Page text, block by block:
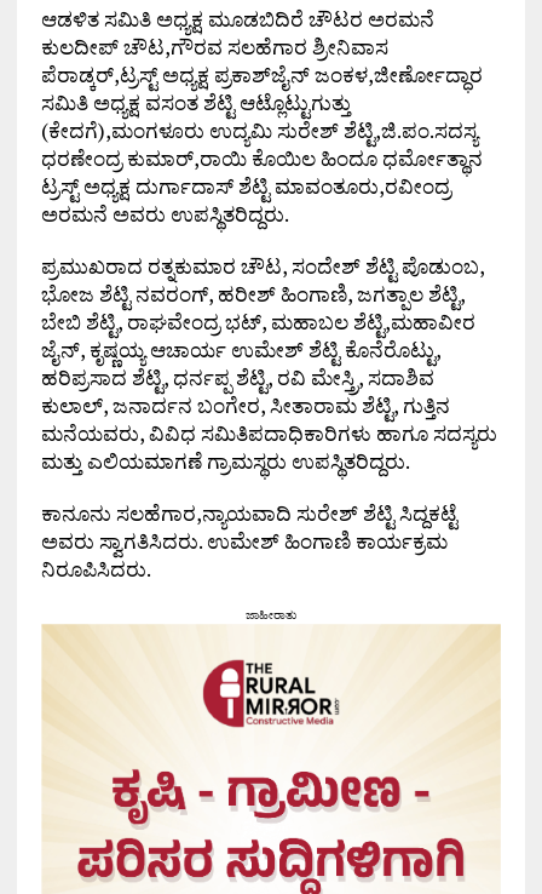
ಆಡಳಿತ ಸಮಿತಿ ಅಧ್ಯಕ್ಷ ಮೂಡಬಿದಿರೆ ಚೌಟರ ಅರಮನೆ
ಕುಲದೀಪ್ ಚೌಟ,ಗೌರವ ಸಲಹೆಗಾರ ಶ್ರೀನಿವಾಸ
ಪೆರಾಡ್ಕರ್,ಟ್ರಸ್ಟ್ ಅಧ್ಯಕ್ಷ ಪ್ರಕಾಶ್‌ಜೈನ್ ಜಂಕಳ,ಜೀರ್ಣೋದ್ಧಾರ
ಸಮಿತಿ ಅಧ್ಯಕ್ಷ ವಸಂತ ಶೆಟ್ಟಿ ಆಟ್ಲೊಟ್ಟುಗುತ್ತು
(ಕೇದಗೆ),ಮಂಗಳೂರು ಉದ್ಯಮಿ ಸುರೇಶ್ ಶೆಟ್ಟಿ,ಜಿ.ಪಂ.ಸದಸ್ಯ
ಧರಣೇಂದ್ರ ಕುಮಾರ್,ರಾಯಿ ಕೊಯಿಲ ಹಿಂದೂ ಧರ್ಮೋತ್ಥಾನ
ಟ್ರಸ್ಟ್ ಅಧ್ಯಕ್ಷ ದುರ್ಗಾದಾಸ್ ಶೆಟ್ಟಿ ಮಾವಂತೂರು,ರವೀಂದ್ರ
ಅರಮನೆ ಅವರು ಉಪಸ್ಥಿತರಿದ್ದರು.
ಪ್ರಮುಖರಾದ ರತ್ನಕುಮಾರ ಚೌಟ, ಸಂದೇಶ್ ಶೆಟ್ಟಿ ಪೊಡುಂಬ,
ಭೋಜ ಶೆಟ್ಟಿ ನವರಂಗ್, ಹರೀಶ್ ಹಿಂಗಾಣಿ, ಜಗತ್ಪಾಲ ಶೆಟ್ಟಿ,
ಬೇಬಿ ಶೆಟ್ಟಿ, ರಾಘವೇಂದ್ರ ಭಟ್, ಮಹಾಬಲ ಶೆಟ್ಟಿ,ಮಹಾವೀರ
ಜೈನ್, ಕೃಷ್ಣಯ್ಯ ಆಚಾರ್ಯ ಉಮೇಶ್ ಶೆಟ್ಟಿ ಕೊನೆರೊಟ್ಟು,
ಹರಿಪ್ರಸಾದ ಶೆಟ್ಟಿ, ಧರ್ನಪ್ಪ ಶೆಟ್ಟಿ, ರವಿ ಮೇಸ್ತ್ರಿ, ಸದಾಶಿವ
ಕುಲಾಲ್, ಜನಾರ್ದನ ಬಂಗೇರ, ಸೀತಾರಾಮ ಶೆಟ್ಟಿ, ಗುತ್ತಿನ
ಮನೆಯವರು, ವಿವಿಧ ಸಮಿತಿಪದಾಧಿಕಾರಿಗಳು ಹಾಗೂ ಸದಸ್ಯರು
ಮತ್ತು ಎಲಿಯಮಾಗಣೆ ಗ್ರಾಮಸ್ಥರು ಉಪಸ್ಥಿತರಿದ್ದರು.
ಕಾನೂನು ಸಲಹೆಗಾರ,ನ್ಯಾಯವಾದಿ ಸುರೇಶ್ ಶೆಟ್ಟಿ ಸಿದ್ದಕಟ್ಟೆ
ಅವರು ಸ್ವಾಗತಿಸಿದರು. ಉಮೇಶ್ ಹಿಂಗಾಣಿ ಕಾರ್ಯಕ್ರಮ
ನಿರೂಪಿಸಿದರು.
ಜಾಹೀರಾತು